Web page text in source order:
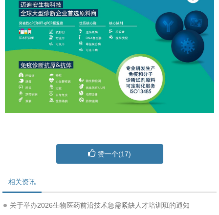
赞一个(17)
相关资讯
关于举办2026生物医药前沿技术急需紧缺人才培训班的通知